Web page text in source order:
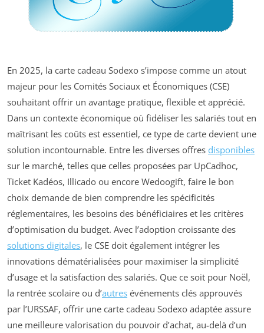
En 2025, la carte cadeau Sodexo s’impose comme un atout
majeur pour les Comités Sociaux et Économiques (CSE)
souhaitant offrir un avantage pratique, flexible et apprécié.
Dans un contexte économique où fidéliser les salariés tout en
maîtrisant les coûts est essentiel, ce type de carte devient une
solution incontournable. Entre les diverses offres disponibles
sur le marché, telles que celles proposées par UpCadhoc,
Ticket Kadéos, Illicado ou encore Wedoogift, faire le bon
choix demande de bien comprendre les spécificités
réglementaires, les besoins des bénéficiaires et les critères
d’optimisation du budget. Avec l’adoption croissante des
solutions digitales, le CSE doit également intégrer les
innovations dématérialisées pour maximiser la simplicité
d’usage et la satisfaction des salariés. Que ce soit pour Noël,
la rentrée scolaire ou d’autres événements clés approuvés
par l’URSSAF, offrir une carte cadeau Sodexo adaptée assure
une meilleure valorisation du pouvoir d’achat, au-delà d’un